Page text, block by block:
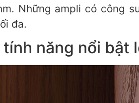
Những ampli có công
đa.
năng nổi bật